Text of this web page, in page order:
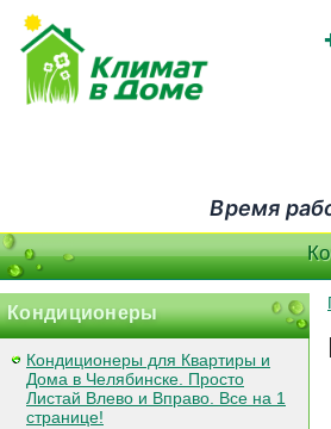
Время
Кондиционеры
Кондиционеры для Квартиры и
Дома в Челябинске. Просто
Листай Влево и Вправо. Все на 1
странице!